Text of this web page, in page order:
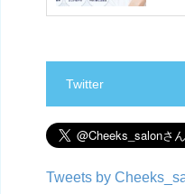
Twitter
Tweets by